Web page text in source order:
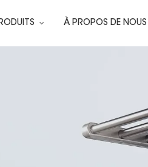
À PROPOS DE NOUS